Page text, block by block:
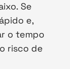
Se
e,
o tempo
risco de